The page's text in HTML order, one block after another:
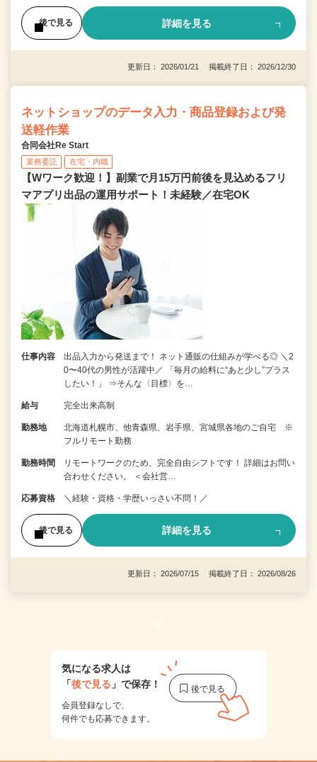
後で見る 詳細を見る
更新日： 2026/01/21 掲載終了日： 2026/12/30
ネットショップのデータ入力・商品登録および発
送軽作業
合同会社Re Start
業務委託 在宅・内職
【Wワーク歓迎！】副業で月15万円前後を見込めるフリ
マアプリ出品の運用サポート！未経験／在宅OK
仕事内容
出品入力から発送まで！ ネット通販の仕組みが学べる◎ ＼2
0〜40代の男性が活躍中／ 「毎月の給料に“あと少し”プラス
したい！」 ⇒そんな〈目標〉を…
給与 完全出来高制
勤務地
北海道札幌市、他青森県、岩手県、宮城県各地のご自宅 ※
フルリモート勤務
勤務時間
リモートワークのため、完全自由シフトです！ 詳細はお問い
合わせください。 ＜会社営…
応募資格 ＼経験・資格・学歴いっさい不問！／
後で見る 詳細を見る
更新日： 2026/07/15 掲載終了日： 2026/08/26
1
気になる求人は
「後で見る 」で保存！
会員登録なしで、
何件でも応募できます。